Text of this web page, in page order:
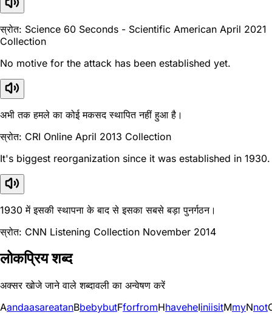
स्रोत: Science 60 Seconds - Scientific American April 2021
Collection
No motive for the attack has been established yet.
अभी तक हमले का कोई मकसद स्थापित नहीं हुआ है।
स्रोत: CRI Online April 2013 Collection
It's biggest reorganization since it was established in 1930.
1930 में इसकी स्थापना के बाद से इसका सबसे बड़ा पुनर्गठन।
स्रोत: CNN Listening Collection November 2014
लोकप्रिय शब्द
अक्सर खोजे जाने वाले शब्दावली का अन्वेषण करें
AandaasareatanBbebybutFforfromHhaveheIiniisitMmyNnot